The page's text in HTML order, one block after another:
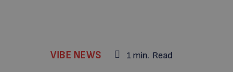
VIBE NEWS 1 min. Read